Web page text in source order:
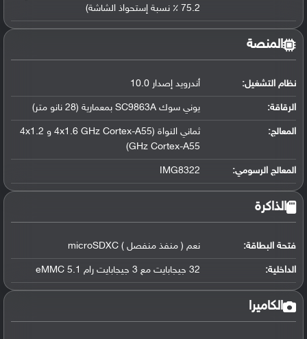
75.2 ٪ نسبة إستحواذ الشاشة)
المنصة
نظام التشغيل: أندرويد إصدار 10.0
الرقاقة: يوني سوك SC9863A بمعمارية (28 نانو متر)
المعالج:
ثماني النواة (4x1.6 GHz Cortex-A55 و 4x1.2
GHz Cortex-A55)
المعالج الرسومي:
IMG8322
الذاكرة
فتحة البطاقة: نعم ( منفذ منفصل ) microSDXC
الداخلية: 32 جيجابايت مع 3 جيجابايت رام eMMC 5.1
الكاميرا